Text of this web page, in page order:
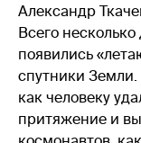
Александр
Всего
появились
спутники Земли.
как человеку
притяжение и